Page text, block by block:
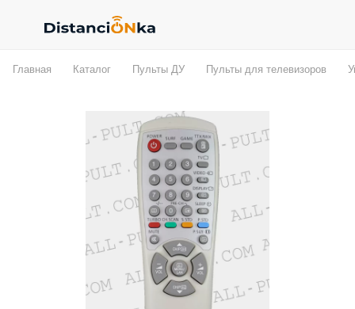
Главная Каталог Пульты ДУ Пульты для телевизоров